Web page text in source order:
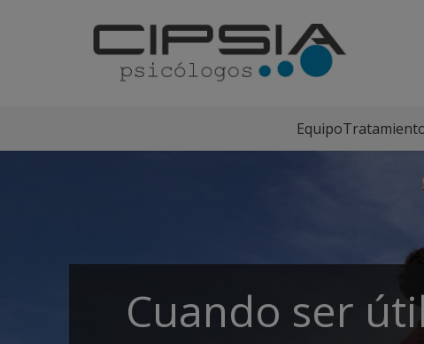
Equipo
Cuando ser